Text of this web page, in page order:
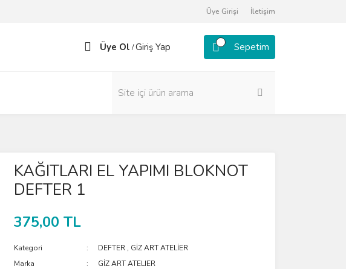
Üye Girişi İletişim
Üye Ol /Giriş Yap Sepetim
KAĞITLARI EL YAPIMI BLOKNOT
DEFTER 1
375,00 TL
Kategori DEFTER , GİZ ART ATELİER
Marka
GİZ ART ATELIER